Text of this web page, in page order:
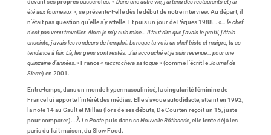
devant sesproprescasseroles. « Dans une autre vie, j’ai tenu des restaurants et j’ai
été aux fourneaux » , se présente-t-elle dès le début de notre interview. Au départ, il
n’était pasquestion qu’elle s’y attelle. Et puis un jour de Pâques 1988… «… le chef
n’est pas venu travailler. Alors je m’y suis mise… Il faut dire que j’avais le profil, j’étais
enceinte, j’avais les rondeurs de l’emploi. Lorsque tu vois un chef triste et maigre, tu as
tendance à fuir. Là, les gens sont restés. J’ai accouché et je suis revenue… pour une
quinzaine d’années.» France« raccrochera sa toque » (comme l’écrit leJournal de
Sierre) en 2001.
Entre-temps, dans un monde hypermasculinisé, lasingularité fémininede
France lui apporte l’intérêt des médias. Elle s’avoueautodidacte, atteint en 1992,
la note 14 au Gault et Millau (lors de ses débuts, De Courten reçoit un 15, juste
pour comparer)… À La Postepuis dans saNouvelle Rôtisserie, elle tente déjà les
paris du fait maison, du Slow Food.